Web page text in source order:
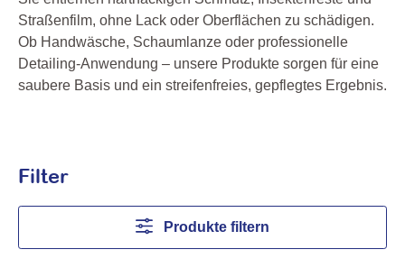
Straßenfilm, ohne Lack oder Oberflächen zu schädigen.
Ob Handwäsche, Schaumlanze oder professionelle
Detailing-Anwendung – unsere Produkte sorgen für eine
saubere Basis und ein streifenfreies, gepflegtes Ergebnis.
Filter
Produkte filtern